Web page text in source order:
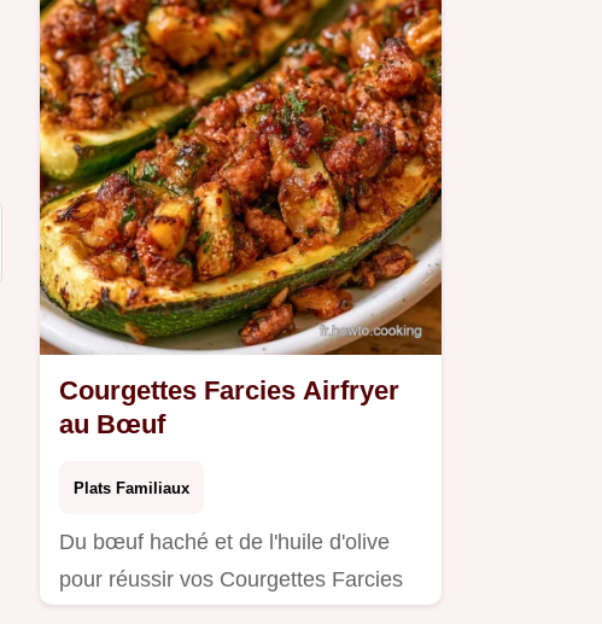
Courgettes Farcies Airfryer
au Bœuf
Plats Familiaux
Du bœuf haché et de l'huile d'olive
pour réussir vos Courgettes Farcies